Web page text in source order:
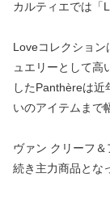
カルティエでは「
Loveコレクショ
ュエリーとして高
したPanthèreは
いのアイテムまで
ヴァン クリーフ
続き主力商品とな